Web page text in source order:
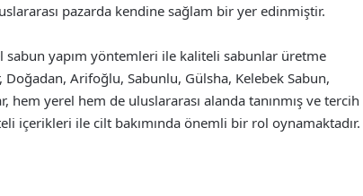
pazarda kendine sağlam bir yer edinmiştir.
sabun yapım yöntemleri ile kaliteli sabunlar üretme
Arifoğlu, Sabunlu, Gülsha, Kelebek Sabun,
yerel hem de uluslararası alanda tanınmış ve tercih
içerikleri ile cilt bakımında önemli bir rol oynamaktadır.